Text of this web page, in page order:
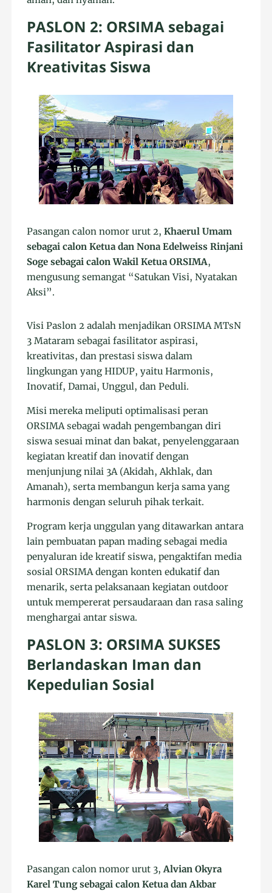
PASLON 2: ORSIMA sebagai
Fasilitator Aspirasi dan
Kreativitas Siswa
Pasangan calon nomor urut 2,Khaerul Umam
sebagai calon Ketua dan Nona Edelweiss Rinjani
Soge sebagai calon Wakil Ketua ORSIMA,
mengusung semangat “Satukan Visi, Nyatakan
Aksi”.
Visi Paslon 2 adalah menjadikan ORSIMA MTsN
3 Mataram sebagai fasilitator aspirasi,
kreativitas, dan prestasi siswa dalam
lingkungan yang HIDUP, yaitu Harmonis,
Inovatif, Damai, Unggul, dan Peduli.
Misi mereka meliputi optimalisasi peran
ORSIMA sebagai wadah pengembangan diri
siswa sesuai minat dan bakat, penyelenggaraan
kegiatan kreatif dan inovatif dengan
menjunjung nilai 3A (Akidah, Akhlak, dan
Amanah), serta membangun kerja sama yang
harmonis dengan seluruh pihak terkait.
Program kerja unggulan yang ditawarkan antara
lain pembuatan papan mading sebagai media
penyaluran ide kreatif siswa, pengaktifan media
sosial ORSIMA dengan konten edukatif dan
menarik, serta pelaksanaan kegiatan outdoor
untuk mempererat persaudaraan dan rasa saling
menghargai antar siswa.
PASLON 3: ORSIMA SUKSES
Berlandaskan Iman dan
Kepedulian Sosial
Pasangan calon nomor urut 3,Alvian Okyra
Karel Tung sebagai calon Ketua dan Akbar